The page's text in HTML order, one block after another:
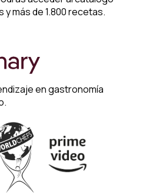
más de 1.800 recetas.
en gastronomía